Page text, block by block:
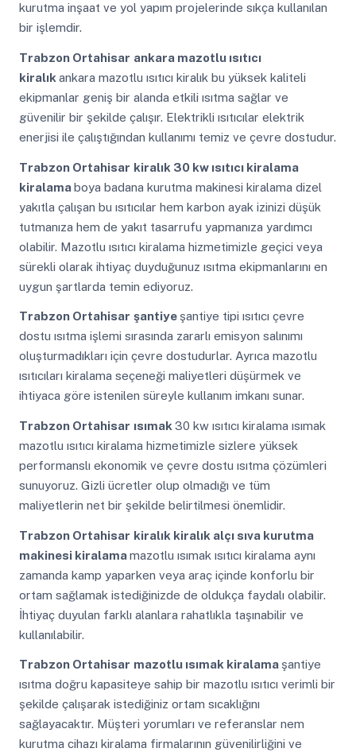
kurutma inşaat ve yol yapım projelerinde sıkça kullanılan
bir işlemdir.
Trabzon Ortahisar ankara mazotlu ısıtıcı
kiralık ankara mazotlu ısıtıcı kiralık bu yüksek kaliteli
ekipmanlar geniş bir alanda etkili ısıtma sağlar ve
güvenilir bir şekilde çalışır. Elektrikli ısıtıcılar elektrik
enerjisi ile çalıştığından kullanımı temiz ve çevre dostudur.
Trabzon Ortahisar kiralık 30 kw ısıtıcı kiralama
kiralamaboya badana kurutma makinesi kiralama dizel
yakıtla çalışan bu ısıtıcılar hem karbon ayak izinizi düşük
tutmanıza hem de yakıt tasarrufu yapmanıza yardımcı
olabilir. Mazotlu ısıtıcı kiralama hizmetimizle geçici veya
sürekli olarak ihtiyaç duyduğunuz ısıtma ekipmanlarını en
uygun şartlarda temin ediyoruz.
Trabzon Ortahisar şantiye şantiye tipi ısıtıcı çevre
dostu ısıtma işlemi sırasında zararlı emisyon salınımı
oluşturmadıkları için çevre dostudurlar. Ayrıca mazotlu
ısıtıcıları kiralama seçeneği maliyetleri düşürmek ve
ihtiyaca göre istenilen süreyle kullanım imkanı sunar.
Trabzon Ortahisar ısımak 30 kw ısıtıcı kiralama ısımak
mazotlu ısıtıcı kiralama hizmetimizle sizlere yüksek
performanslı ekonomik ve çevre dostu ısıtma çözümleri
sunuyoruz. Gizli ücretler olup olmadığı ve tüm
maliyetlerin net bir şekilde belirtilmesi önemlidir.
Trabzon Ortahisar kiralık kiralık alçı sıva kurutma
makinesi kiralamamazotlu ısımak ısıtıcı kiralama aynı
zamanda kamp yaparken veya araç içinde konforlu bir
ortam sağlamak istediğinizde de oldukça faydalı olabilir.
İhtiyaç duyulan farklı alanlara rahatlıkla taşınabilir ve
kullanılabilir.
Trabzon Ortahisar mazotlu ısımak kiralama şantiye
ısıtma doğru kapasiteye sahip bir mazotlu ısıtıcı verimli bir
şekilde çalışarak istediğiniz ortam sıcaklığını
sağlayacaktır. Müşteri yorumları ve referanslar nem
kurutma cihazı kiralama firmalarının güvenilirliğini ve